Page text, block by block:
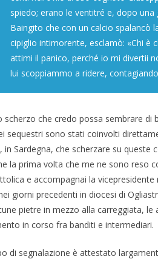
spiedo; erano le ventitré e, dopo
Baingito che con un calcio spalancò
cipiglio intimorente, esclamò: «Chi è
attimi il panico, perché io mi divertii
lui scoppiammo a ridere,
scherzo che credo possa sembrare
sequestri sono stati coinvolti
Sardegna, che scherzare su queste
la prima volta che me ne sono reso
e accompagnai la
giorni precedenti in diocesi di
pietre in mezzo alla carreggiata,
in corso fra banditi e intermediari.
di segnalazione è attestato